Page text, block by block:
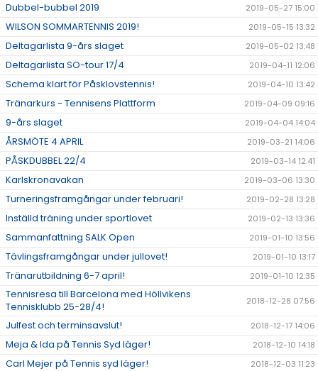
Dubbel-bubbel 2019 2019-05-27 15:00
WILSON SOMMARTENNIS 2019! 2019-05-15 13:32
Deltagarlista 9-års slaget 2019-05-02 13:48
Deltagarlista SO-tour 17/4 2019-04-11 12:06
Schema klart för Påsklovstennis! 2019-04-10 13:42
Tränarkurs - Tennisens Plattform 2019-04-09 09:16
9-års slaget 2019-04-04 14:04
ÅRSMÖTE 4 APRIL 2019-03-21 14:06
PÅSKDUBBEL 22/4 2019-03-14 12:41
Karlskronavakan 2019-03-06 13:30
Turneringsframgångar under februari! 2019-02-28 13:28
Inställd träning under sportlovet 2019-02-13 13:36
Sammanfattning SALK Open 2019-01-10 13:56
Tävlingsframgångar under jullovet! 2019-01-10 13:17
Tränarutbildning 6-7 april! 2019-01-10 12:35
Tennisresa till Barcelona med Höllvikens
Tennisklubb 25-28/4!
2018-12-28 07:56
Julfest och terminsavslut! 2018-12-17 14:06
Meja & Ida på Tennis Syd läger! 2018-12-10 14:18
Carl Mejer på Tennis syd läger! 2018-12-03 11:23